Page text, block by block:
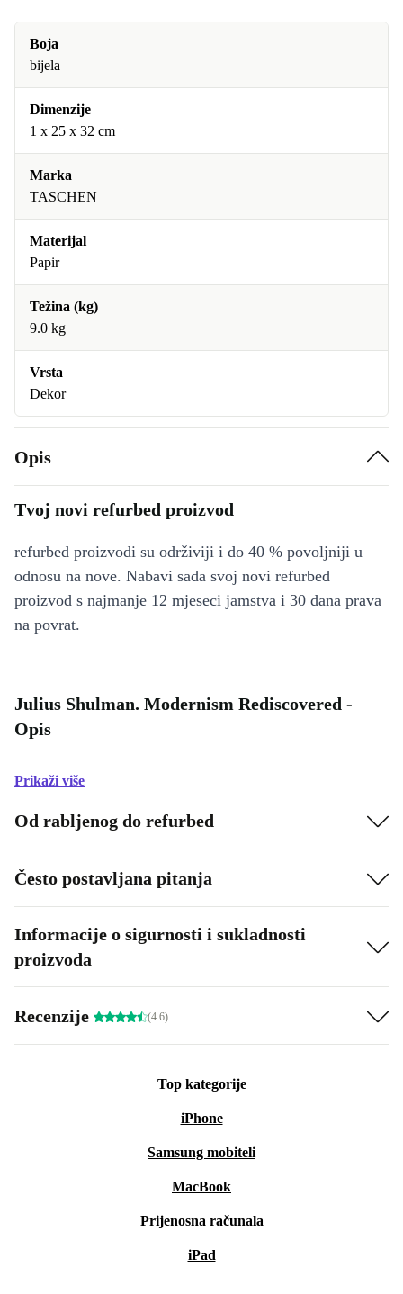
Boja
bijela
Dimenzije
1 x 25 x 32 cm
Marka
TASCHEN
Materijal
Papir
Težina (kg)
9.0 kg
Vrsta
Dekor
Opis
Tvoj novi refurbed proizvod
refurbed proizvodi su održiviji i do 40 % povoljniji u
odnosu na nove. Nabavi sada svoj novi refurbed
proizvod s najmanje 12 mjeseci jamstva i 30 dana prava
na povrat.
Julius Shulman. Modernism Rediscovered -
Opis
Prikaži više
Od rabljenog do refurbed
Često postavljana pitanja
Informacije o sigurnosti i sukladnosti
proizvoda
Recenzije (4.6)
Top kategorije
iPhone
Samsung mobiteli
MacBook
Prijenosna računala
iPad